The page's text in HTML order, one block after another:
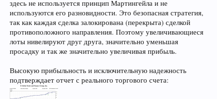
здесь не используется принцип Мартингейла и не
используются его разновидности. Это безопасная стратегия,
так как каждая сделка залокирована (перекрыта) сделкой
противоположного направления. Поэтому увеличивающиеся
лоты нивелируют друг друга, значительно уменьшая
просадку и так же значительно увеличивая прибыль.
Высокую прибыльность и исключительную надежность
подтверждает отчет с реального торгового счета: